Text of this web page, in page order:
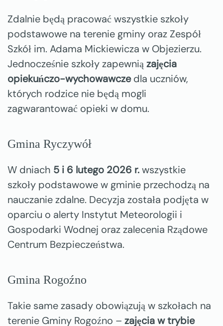
Zdalnie będą pracować wszystkie szkoły
podstawowe na terenie gminy oraz Zespół
Szkół im. Adama Mickiewicza w Objezierzu.
Jednocześnie szkoły zapewniązajęcia
opiekuńczo-wychowawczedla uczniów,
których rodzice nie będą mogli
zagwarantować opieki w domu.
Gmina Ryczywół
W dniach 5 i 6 lutego 2026 r.wszystkie
szkoły podstawowe w gminie przechodzą na
nauczanie zdalne. Decyzja została podjęta w
oparciu o alerty Instytut Meteorologii i
Gospodarki Wodnej oraz zalecenia Rządowe
Centrum Bezpieczeństwa.
Gmina Rogoźno
Takie same zasady obowiązują w szkołach na
terenie Gminy Rogoźno – zajęcia w trybie